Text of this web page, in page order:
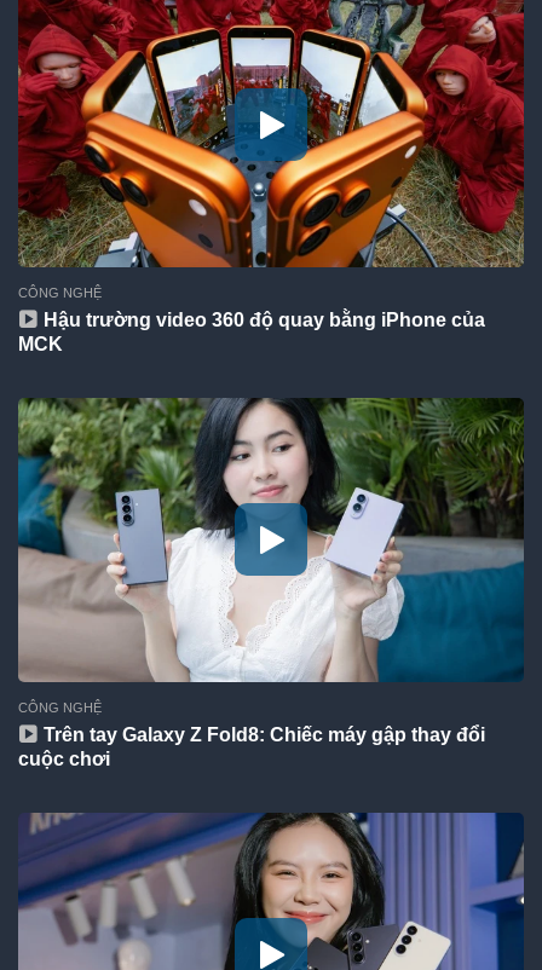
CÔNG NGHỆ
Hậu trường video 360 độ quay bằng iPhone của
MCK
CÔNG NGHỆ
Trên tay Galaxy Z Fold8: Chiếc máy gập thay đổi
cuộc chơi